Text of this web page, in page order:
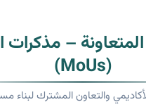
– مذكرات
(MoUs)
والتعاون المشترك لبناء